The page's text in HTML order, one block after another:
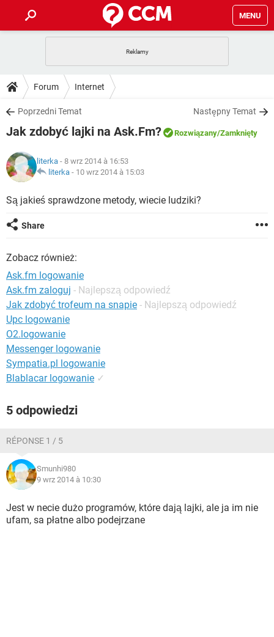
MENU
GRY
SPOTIFY
INSTAGRAM FACEBOOK
WINDOWS 10
PORADY
PlayStation
INSTAGRAM
WINDOWS 10
DO POBRANIA
ANDROID TIKTOK
GRY
IOS
INSTAGRAM FACEBOOK
COVID-19
GRY
SPOTIFY NETFLIX
INSTAGRAM
ARTYKUŁY
COVID-19 TIKTOK
INSTAGRAM
WINDOWS 10
Forum Internet
Poprzedni Temat Następny Temat
Jak zdobyć lajki na Ask.Fm? Rozwiązany/Zamknięty
literka - 8 wrz 2014 à 16:53
literka - 10 wrz 2014 à 15:03
Są jakieś sprawdzone metody, wiecie ludziki?
Share
Zobacz również:
Ask.fm logowanie
Ask.fm zaloguj - Najlepszą odpowiedź
Jak zdobyć trofeum na snapie - Najlepszą odpowiedź
Upc logowanie
O2.logowanie
Messenger logowanie
Sympatia.pl logowanie
Blablacar logowanie ✓
5 odpowiedzi
RÉPONSE 1 / 5
Smunhi980
9 wrz 2014 à 10:30
Jest w necie dużo programów, które dają lajki, ale ja im nie
ufam, sa płatne albo podejrzane